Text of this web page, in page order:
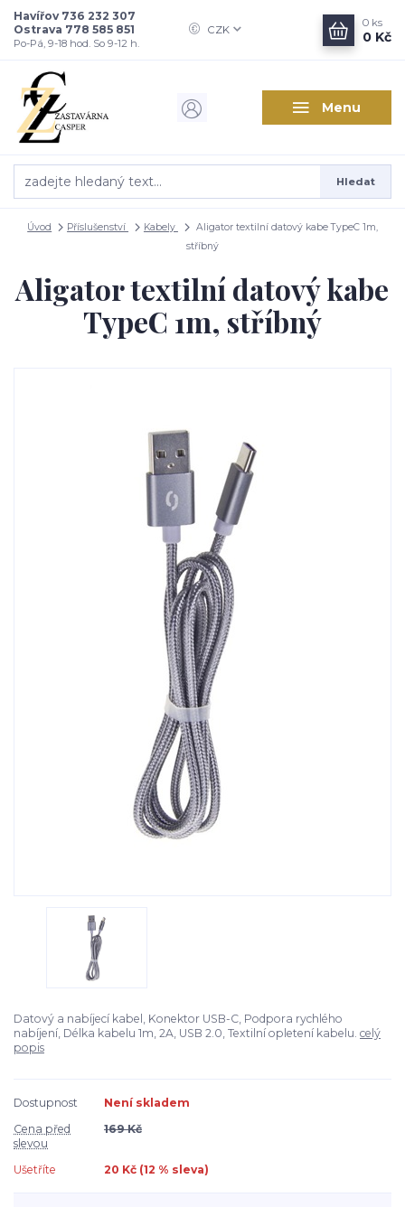
Menu
CZK
Hledat
Havířov 736 232 307
Ostrava 778 585 851
Po-Pá, 9-18 hod. So 9-12 h.
0 ks
0 Kč
Úvod Příslušenství Kabely
Aligator textilní datový kabe TypeC 1m,
stříbný
Aligator textilní datový kabe
TypeC 1m, stříbný
Datový a nabíjecí kabel, Konektor USB-C, Podpora rychlého
nabíjení, Délka kabelu 1m, 2A, USB 2.0, Textilní opletení kabelu. celý
popis
Dostupnost
Není skladem
Cena před
slevou
169 Kč
Ušetříte 20 Kč (12 % sleva)